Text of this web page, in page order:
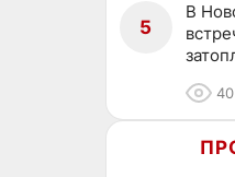
5
В
40